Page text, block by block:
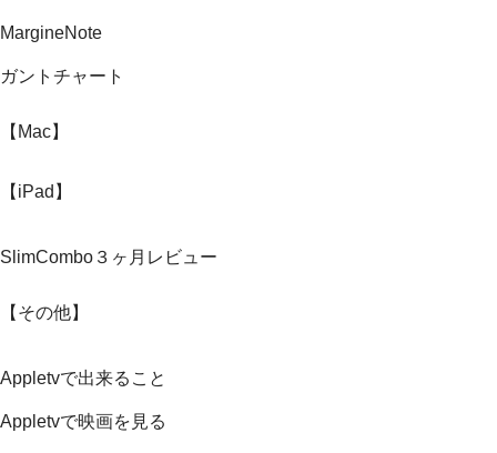
MargineNote
ガントチャート
【Mac】
【iPad】
SlimCombo３ヶ月レビュー
【その他】
Appletvで出来ること
Appletvで映画を見る